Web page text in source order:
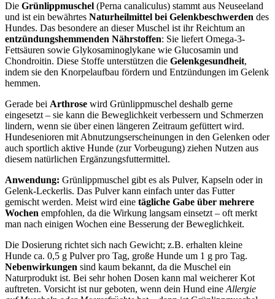
Die Grünlippmuschel (Perna canaliculus) stammt aus Neuseeland
und ist ein bewährtes Naturheilmittel bei Gelenkbeschwerden des
Hundes. Das besondere an dieser Muschel ist ihr Reichtum an
entzündungshemmenden Nährstoffen: Sie liefert Omega-3-
Fettsäuren sowie Glykosaminoglykane wie Glucosamin und
Chondroitin. Diese Stoffe unterstützen die Gelenkgesundheit,
indem sie den Knorpelaufbau fördern und Entzündungen im Gelenk
hemmen.
Gerade bei Arthrose wird Grünlippmuschel deshalb gerne
eingesetzt – sie kann die Beweglichkeit verbessern und Schmerzen
lindern, wenn sie über einen längeren Zeitraum gefüttert wird.
Hundesenioren mit Abnutzungserscheinungen in den Gelenken oder
auch sportlich aktive Hunde (zur Vorbeugung) ziehen Nutzen aus
diesem natürlichen Ergänzungsfuttermittel.
Anwendung: Grünlippmuschel gibt es als Pulver, Kapseln oder in
Gelenk-Leckerlis. Das Pulver kann einfach unter das Futter
gemischt werden. Meist wird eine tägliche Gabe über mehrere
Wochen empfohlen, da die Wirkung langsam einsetzt – oft merkt
man nach einigen Wochen eine Besserung der Beweglichkeit.
Die Dosierung richtet sich nach Gewicht; z.B. erhalten kleine
Hunde ca. 0,5 g Pulver pro Tag, große Hunde um 1 g pro Tag.
Nebenwirkungen sind kaum bekannt, da die Muschel ein
Naturprodukt ist. Bei sehr hohen Dosen kann mal weicherer Kot
auftreten. Vorsicht ist nur geboten, wenn dein Hund eineAllergie